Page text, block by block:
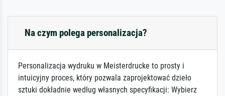
Na czym polega personalizacja?
Personalizacja wydruku w Meisterdrucke to prosty i
intuicyjny proces, który pozwala zaprojektować dzieło
sztuki dokładnie według własnych specyfikacji: Wybierz